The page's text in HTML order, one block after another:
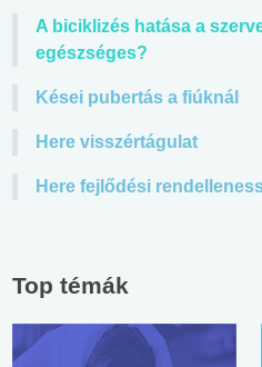
A biciklizés hatása a
egészséges?
Kései pubertás a fiúknál
Here visszértágulat
Here fejlődési
Top témák